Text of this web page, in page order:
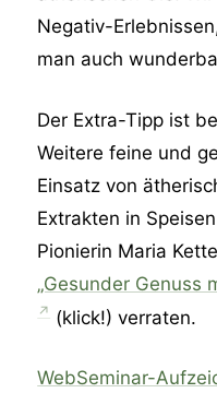
Negativ-
man auch
Der Extra-Tipp ist
Weitere feine und
Einsatz von
Extrakten in
Pionierin Maria
„Gesunder Genuss
(klick!) verraten.
WebSeminar-